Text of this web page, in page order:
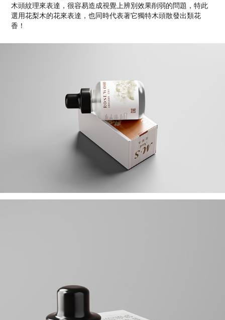
木頭紋理來表達，很容易造成視覺上辨別效果削弱的問題，特此
選用花梨木的花來表達，也同時代表著它獨特木頭散發出類花
香！